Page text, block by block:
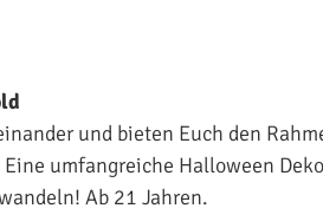
und bieten Euch den
umfangreiche Halloween
Ab 21 Jahren.